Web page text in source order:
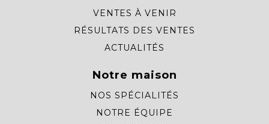
VENTES À VENIR
RÉSULTATS DES VENTES
ACTUALITÉS
Notre maison
NOS SPÉCIALITÉS
NOTRE ÉQUIPE